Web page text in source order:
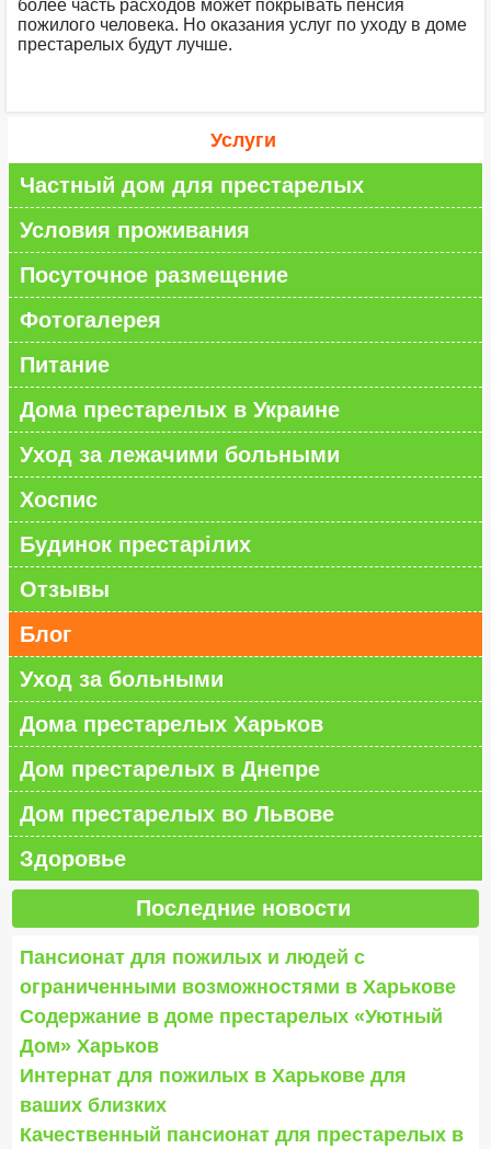
более часть расходов может покрывать пенсия
пожилого человека. Но оказания услуг по уходу в доме
престарелых будут лучше.
Услуги
Частный дом для престарелых
Условия проживания
Посуточное размещение
Фотогалерея
Питание
Дома престарелых в Украине
Уход за лежачими больными
Хоспис
Будинок престарілих
Отзывы
Блог
Уход за больными
Дома престарелых Харьков
Дом престарелых в Днепре
Дом престарелых во Львове
Здоровье
Последние новости
Пансионат для пожилых и людей с
ограниченными возможностями в Харькове
Содержание в доме престарелых «Уютный
Дом» Харьков
Интернат для пожилых в Харькове для
ваших близких
Качественный пансионат для престарелых в